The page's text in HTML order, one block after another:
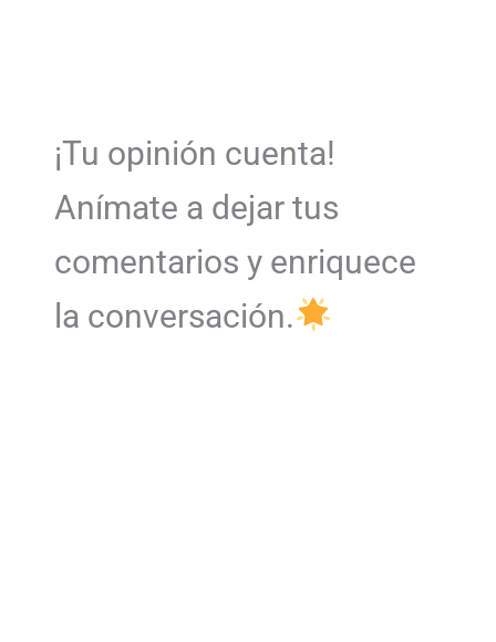
¡Tu opinión cuenta!
Anímate a dejar tus
comentarios y enriquece
la conversación.